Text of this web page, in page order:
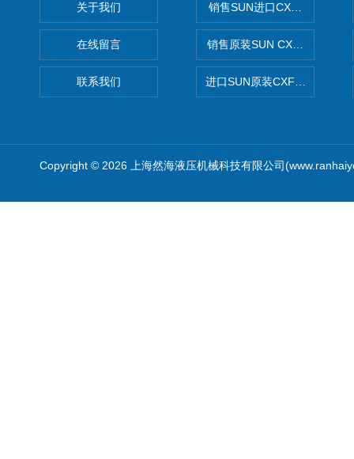
关于我们
在线留言
联系我们
销售SUN进口CXGDXCN插
销售原装SUN CXJAXCN全
进口SUN原装CXFAXCN导压
Copyright © 2026 上海然海液压机械科技有限公司